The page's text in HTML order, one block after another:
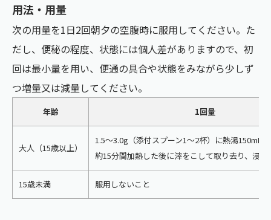
用法・用量
次の用量を1日2回朝夕の空腹時に服用してください。た
だし、便秘の程度、状態には個人差がありますので、初
回は最小量を用い、便通の具合や状態をみながら少しず
つ増量又は減量してください。
年齢 1回量
大人（15歳以上）
1.5～3.0g（添付スプーン1～2杯）に熱湯150mL
約15分間加熱した後に滓をこして取り去り、浸
15歳未満 服用しないこと